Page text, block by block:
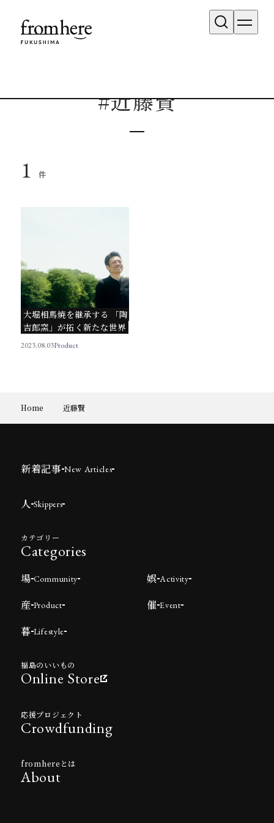
#近藤賢
1 件
大堀相馬焼を継承する 「陶
吉郎窯」が拓く新たな世界
2023.08.03Product
Home 近藤賢
新着記事 New Articles
人 Skippers
カテゴリー
Categories
場 Community 娯 Activity
産 Product 催 Event
暮 Lifestyle
福島のいいもの
Online Store
応援プロジェクト
Crowdfunding
fromhereとは
About